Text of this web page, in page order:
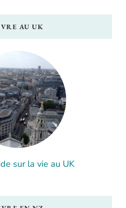
AU UK
sur la vie au UK